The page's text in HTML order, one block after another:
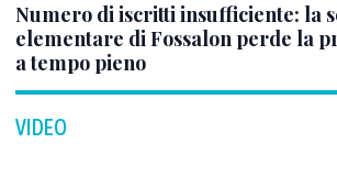
Numero di iscritti insufficiente: la
elementare di Fossalon perde la
a tempo pieno
VIDEO